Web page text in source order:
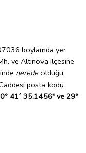
boylamda yer
ve Altınova ilçesine
nerede olduğu
posta kodu
41´ 35.1456" ve 29°